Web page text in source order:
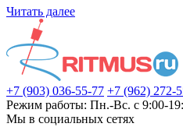
Читать далее
+7 (903) 036-55-77 +7 (962) 272-
Режим работы: Пн.-Вс. с 9:00-
Мы в социальных сетях